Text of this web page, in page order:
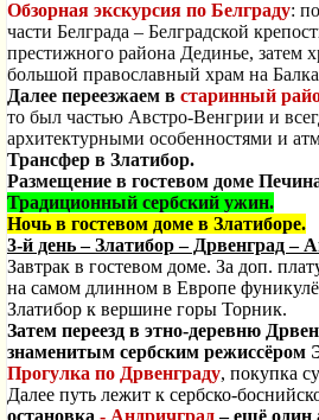
Обзорная экскурсия по Белграду:
части Белграда – Белградской
престижного района Дединье, затем
большой православный храм на
Далее переезжаем в старинный
то был частью Австро-Венгрии и
архитектурными особенностями и
Трансфер в Златибор.
Размещение в гостевом доме
Традиционный сербский ужин.
Ночь в гостевом доме в Златиборе.
3-й день – Златибор – Дрвенград –
Завтрак в гостевом доме. За доп.
на самом длинном в Европе
Златибор к вершине горы Торник.
Затем переезд в этно-деревню
знаменитым сербским режиссёром
Прогулка по Дрвенграду, покупка
Далее путь лежит к сербско-
остановка - Андричград– ещё один